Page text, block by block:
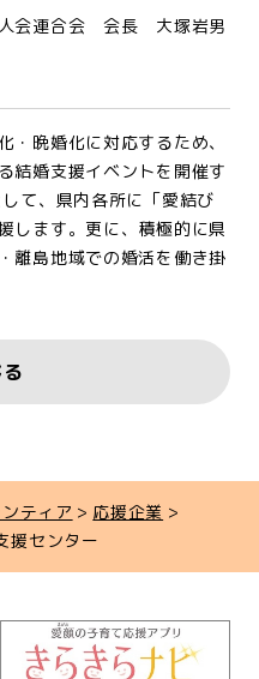
人会連合会 会長 大塚岩男
・晩婚化に対応するため、
結婚支援イベントを開催す
て、県内各所に「愛結び
します。更に、積極的に県
離島地域での婚活を働き掛
ンティア
応援企業
援センター